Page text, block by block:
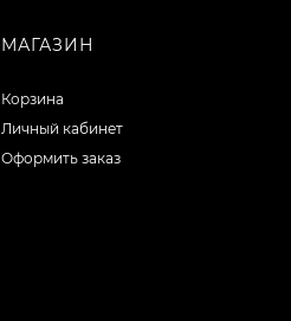
МАГАЗИН
Корзина
Личный кабинет
Оформить заказ